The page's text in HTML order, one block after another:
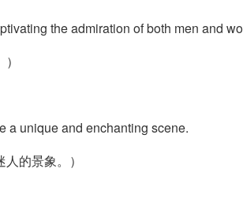
the admiration of both men and
a unique and enchanting scene.
的景象。）